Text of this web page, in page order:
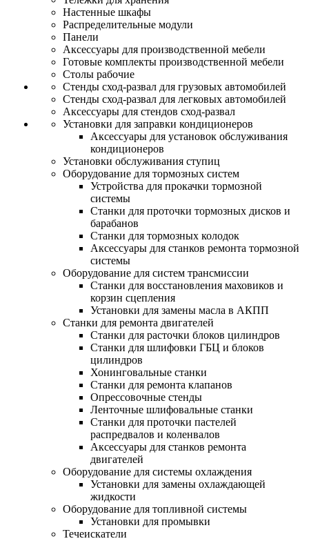
Настенные шкафы
Распределительные модули
Панели
Аксессуары для производственной мебели
Готовые комплекты производственной мебели
Столы рабочие
Стенды сход-развал для грузовых автомобилей
Стенды сход-развал для легковых автомобилей
Аксессуары для стендов сход-развал
Установки для заправки кондиционеров
Аксессуары для установок обслуживания
кондиционеров
Установки обслуживания ступиц
Оборудование для тормозных систем
Устройства для прокачки тормозной
системы
Станки для проточки тормозных дисков и
барабанов
Станки для тормозных колодок
Аксессуары для станков ремонта тормозной
системы
Оборудование для систем трансмиссии
Станки для восстановления маховиков и
корзин сцепления
Установки для замены масла в АКПП
Станки для ремонта двигателей
Станки для расточки блоков цилиндров
Станки для шлифовки ГБЦ и блоков
цилиндров
Хонинговальные станки
Станки для ремонта клапанов
Опрессовочные стенды
Ленточные шлифовальные станки
Станки для проточки пастелей
распредвалов и коленвалов
Аксессуары для станков ремонта
двигателей
Оборудование для системы охлаждения
Установки для замены охлаждающей
жидкости
Оборудование для топливной системы
Установки для промывки
Течеискатели